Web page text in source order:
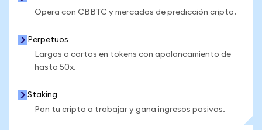
Opera con CBBTC y mercados de predicción cripto.
Perpetuos
Largos o cortos en tokens con apalancamiento de
hasta 50x.
Staking
Pon tu cripto a trabajar y gana ingresos pasivos.